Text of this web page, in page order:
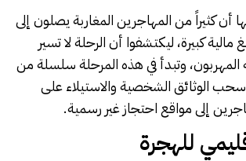
أن كثيراً من المهاجرين المغاربة يصلون إلى
مالية كبيرة، ليكتشفوا أن الرحلة لا تسير
وتبدأ في هذه المرحلة سلسلة من
الوثائق الشخصية والاستيلاء على
إلى مواقع احتجاز غير رسمية.
للهجرة